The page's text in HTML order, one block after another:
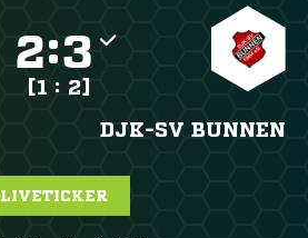
:
[1 : 2]
DJK-SV BUNNEN
LIVETICKER